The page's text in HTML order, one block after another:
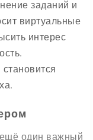
заданий и
виртуальные
интерес
один важный